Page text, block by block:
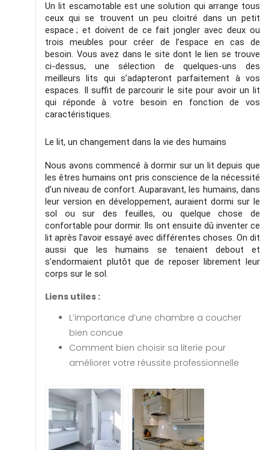
Un lit escamotable est une solution qui arrange tous
ceux qui se trouvent un peu cloitré dans un petit
espace ; et doivent de ce fait jongler avec deux ou
trois meubles pour créer de l’espace en cas de
besoin. Vous avez dans le site dont le lien se trouve
ci-dessus, une sélection de quelques-uns des
meilleurs lits qui s’adapteront parfaitement à vos
espaces. Il suffit de parcourir le site pour avoir un lit
qui réponde à votre besoin en fonction de vos
caractéristiques.
Le lit, un changement dans la vie des humains
Nous avons commencé à dormir sur un lit depuis que
les êtres humains ont pris conscience de la nécessité
d’un niveau de confort. Auparavant, les humains, dans
leur version en développement, auraient dormi sur le
sol ou sur des feuilles, ou quelque chose de
confortable pour dormir. Ils ont ensuite dû inventer ce
lit après l’avoir essayé avec différentes choses. On dit
aussi que les humains se tenaient debout et
s’endormaient plutôt que de reposer librement leur
corps sur le sol.
Liens utiles :
L’importance d’une chambre a coucher
bien concue
Comment bien choisir sa literie pour
améliorer votre réussite professionnelle